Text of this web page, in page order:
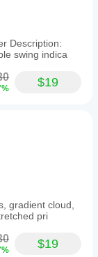
Description:
swing indica
$19
gradient cloud,
pri
$19